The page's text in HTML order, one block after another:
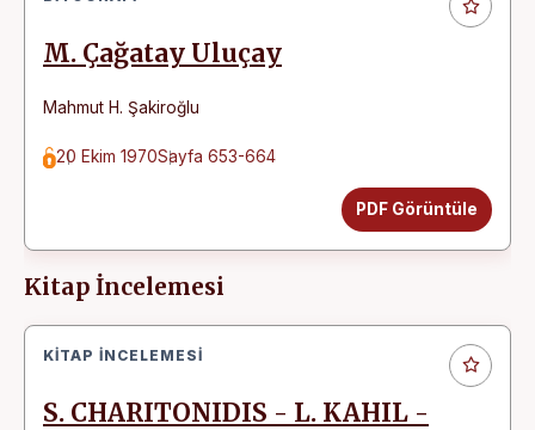
M. Çağatay Uluçay
Mahmut H. Şakiroğlu
20 Ekim 1970Sayfa 653-664
PDF Görüntüle
Kitap İncelemesi
KITAP İNCELEMESI
S. CHARITONIDIS - L. KAHIL -